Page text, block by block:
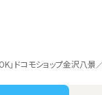
」ドコモショップ金沢八